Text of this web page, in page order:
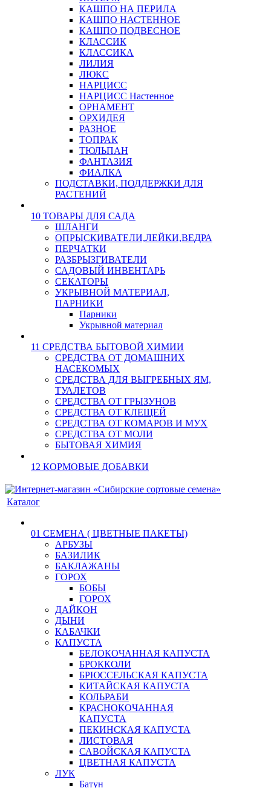
КАШПО НА ПЕРИЛА
КАШПО НАСТЕННОЕ
КАШПО ПОДВЕСНОЕ
КЛАССИК
КЛАССИКА
ЛИЛИЯ
ЛЮКС
НАРЦИСС
НАРЦИСС Настенное
ОРНАМЕНТ
ОРХИДЕЯ
РАЗНОЕ
ТОПРАК
ТЮЛЬПАН
ФАНТАЗИЯ
ФИАЛКА
ПОДСТАВКИ, ПОДДЕРЖКИ ДЛЯ
РАСТЕНИЙ
10 ТОВАРЫ ДЛЯ САДА
ШЛАНГИ
ОПРЫСКИВАТЕЛИ,ЛЕЙКИ,ВЕДРА
ПЕРЧАТКИ
РАЗБРЫЗГИВАТЕЛИ
САДОВЫЙ ИНВЕНТАРЬ
СЕКАТОРЫ
УКРЫВНОЙ МАТЕРИАЛ,
ПАРНИКИ
Парники
Укрывной материал
11 СРЕДСТВА БЫТОВОЙ ХИМИИ
СРЕДСТВА ОТ ДОМАШНИХ
НАСЕКОМЫХ
СРЕДСТВА ДЛЯ ВЫГРЕБНЫХ ЯМ,
ТУАЛЕТОВ
СРЕДСТВА ОТ ГРЫЗУНОВ
СРЕДСТВА ОТ КЛЕЩЕЙ
СРЕДСТВА ОТ КОМАРОВ И МУХ
СРЕДСТВА ОТ МОЛИ
БЫТОВАЯ ХИМИЯ
12 КОРМОВЫЕ ДОБАВКИ
Каталог
01 СЕМЕНА ( ЦВЕТНЫЕ ПАКЕТЫ)
АРБУЗЫ
БАЗИЛИК
БАКЛАЖАНЫ
ГОРОХ
БОБЫ
ГОРОХ
ДАЙКОН
ДЫНИ
КАБАЧКИ
КАПУСТА
БЕЛОКОЧАННАЯ КАПУСТА
БРОККОЛИ
БРЮССЕЛЬСКАЯ КАПУСТА
КИТАЙСКАЯ КАПУСТА
КОЛЬРАБИ
КРАСНОКОЧАННАЯ
КАПУСТА
ПЕКИНСКАЯ КАПУСТА
ЛИСТОВАЯ
САВОЙСКАЯ КАПУСТА
ЦВЕТНАЯ КАПУСТА
ЛУК
Батун